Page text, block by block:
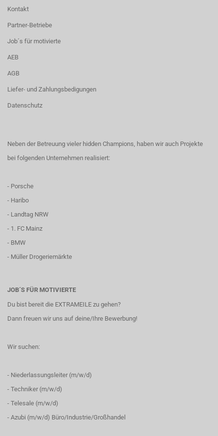
Kontakt
Partner-Betriebe
Job´s für motivierte
AEB
AGB
Liefer- und Zahlungsbedigungen
Datenschutz
Neben der Betreuung vieler hidden Champions, haben wir auch Projekte
bei folgenden Unternehmen realisiert:
- Porsche
- Haribo
- Landtag NRW
- 1. FC Mainz
- BMW
- Müller Drogeriemärkte
JOB´S FÜR MOTIVIERTE
Du bist bereit die EXTRAMEILE zu gehen?
Dann freuen wir uns auf deine/Ihre Bewerbung!
Wir suchen:
- Niederlassungsleiter (m/w/d)
- Techniker (m/w/d)
- Telesale (m/w/d)
- Azubi (m/w/d) Büro/Industrie/Großhandel